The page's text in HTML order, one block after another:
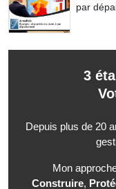
par
3
Depuis plus de 20
Mon
Construire,